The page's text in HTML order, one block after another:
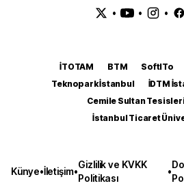
• • •
İTOTAM BTM SoftITo
Teknopark İstanbul
İDTM
Cemile Sultan
İstanbul Ticaret
Künye•İletişim•
Gizlilik ve KVKK
Politikası
•